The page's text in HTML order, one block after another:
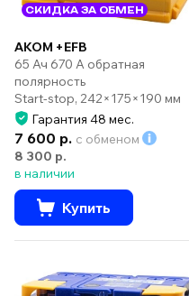
СКИДКА ЗА ОБМЕН
AKOM +EFB
65 Ач 670 А обратная
полярность
Start-stop, 242×175×190 мм
Гарантия 48 мес.
7 600 р. с обменом
8 300 р.
в наличии
Купить